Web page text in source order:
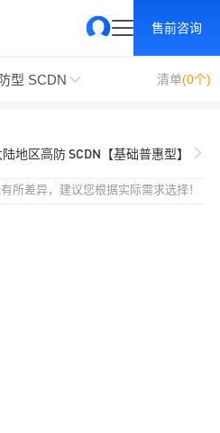
售前咨询
型 SCDN 清单(0个)
地区高防 SCDN【基础普惠型】
所差异，建议您根据实际需求选择！